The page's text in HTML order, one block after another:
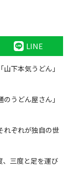
LINE
下本気うどん」
うどん屋さん」
れぞれが独自の世
、三度と足を運び